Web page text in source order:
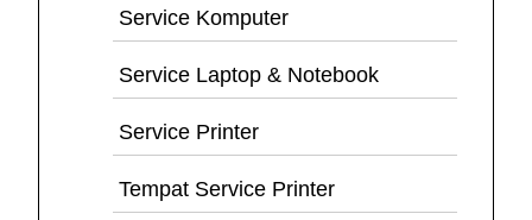
Service Komputer
Service Laptop & Notebook
Service Printer
Tempat Service Printer